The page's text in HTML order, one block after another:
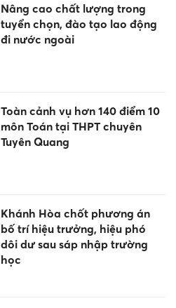
Nâng cao chất lượng trong
tuyển chọn, đào tạo lao động
đi nước ngoài
Toàn cảnh vụ hơn 140 điểm 10
môn Toán tại THPT chuyên
Tuyên Quang
Khánh Hòa chốt phương án
bố trí hiệu trưởng, hiệu phó
dôi dư sau sáp nhập trường
học